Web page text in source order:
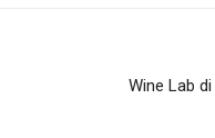
Wine Lab